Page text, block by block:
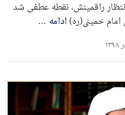
راقمینش، نقطه عطفی شد
خمینی(ره)ادامه …